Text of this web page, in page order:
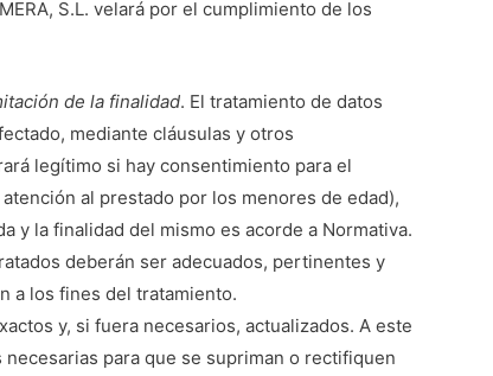
S.L. velará por el cumplimiento de los
de la finalidad. El tratamiento de datos
mediante cláusulas y otros
legítimo si hay consentimiento para el
al prestado por los menores de edad),
y la finalidad del mismo es acorde a Normativa.
deberán ser adecuados, pertinentes y
a los fines del tratamiento.
y, si fuera necesarios, actualizados. A este
para que se supriman o rectifiquen